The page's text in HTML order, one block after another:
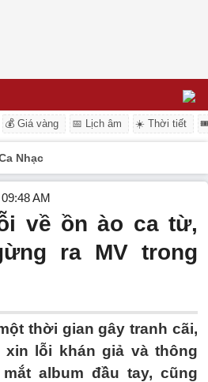
💰 Giá vàng 📅 Lịch âm ☀️ Thời tiết
Nhạc
AM
về ồn ào ca từ,
ra MV trong
thời gian gây tranh cãi,
lỗi khán giả và thông
album đầu tay, cũng